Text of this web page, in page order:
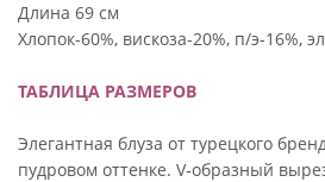
Длина 69 см
Хлопок-60%, вискоза-20%, п/э-16%,
ТАБЛИЦА РАЗМЕРОВ
Элегантная блуза от турецкого
пудровом оттенке. V‑образный